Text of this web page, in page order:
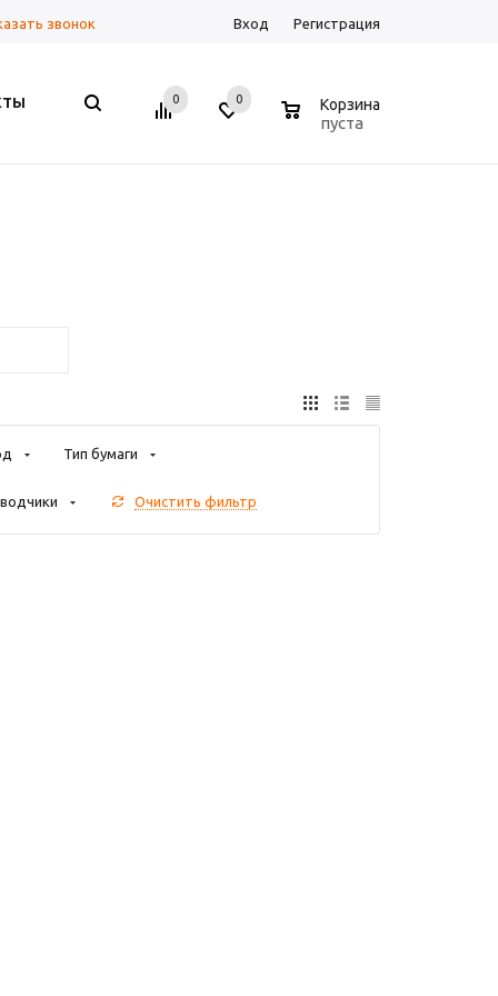
звонок Вход Регистрация
0 0 Корзина
пуста
Тип бумаги
Очистить фильтр